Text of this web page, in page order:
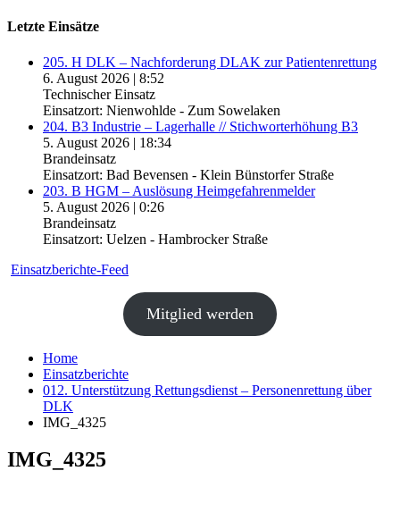
Letzte Einsätze
205. H DLK – Nachforderung DLAK zur Patientenrettung
6. August 2026 | 8:52
Technischer Einsatz
Einsatzort: Nienwohlde - Zum Sowelaken
204. B3 Industrie – Lagerhalle // Stichworterhöhung B3
5. August 2026 | 18:34
Brandeinsatz
Einsatzort: Bad Bevensen - Klein Bünstorfer Straße
203. B HGM – Auslösung Heimgefahrenmelder
5. August 2026 | 0:26
Brandeinsatz
Einsatzort: Uelzen - Hambrocker Straße
Einsatzberichte-Feed
Mitglied werden
Home
Einsatzberichte
012. Unterstützung Rettungsdienst – Personenrettung über
DLK
IMG_4325
IMG_4325